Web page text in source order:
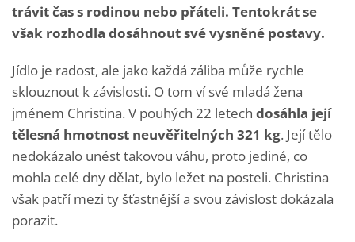
trávit čas s rodinou nebo přáteli. Tentokrát se
však rozhodla dosáhnout své vysněné postavy.
Jídlo je radost, ale jako každá záliba může rychle
sklouznout k závislosti. O tom ví své mladá žena
jménem Christina. V pouhých 22 letech dosáhla její
tělesná hmotnost neuvěřitelných 321 kg. Její tělo
nedokázalo unést takovou váhu, proto jediné, co
mohla celé dny dělat, bylo ležet na posteli. Christina
však patří mezi ty šťastnější a svou závislost dokázala
porazit.